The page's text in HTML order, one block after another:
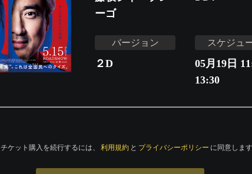
ーゴ
バージョン
２D
スケジュ
05月19日
13:30
チケット購入を続行するには、 利用規約 と プライバシーポリシー に同意します